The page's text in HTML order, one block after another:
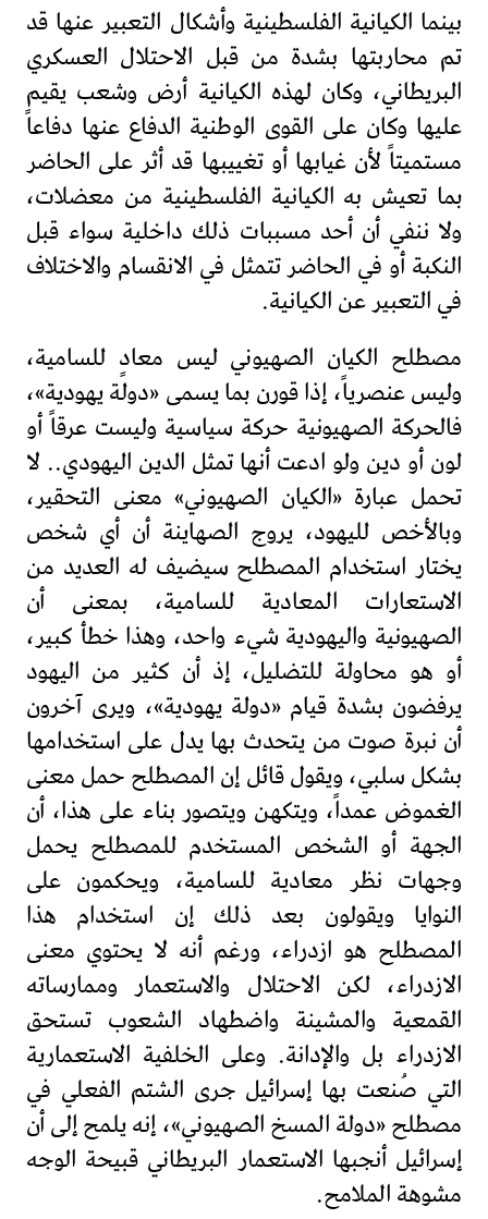
بينما الكيانية الفلسطينية وأشكال التعبير عنها قد
تم محاربتها بشدة من قبل الاحتلال العسكري
البريطاني، وكان لهذه الكيانية أرض وشعب يقيم
عليها وكان على القوى الوطنية الدفاع عنها دفاعاً
مستميتاً لأن غيابها أو تغييبها قد أثر على الحاضر
بما تعيش به الكيانية الفلسطينية من معضلات،
ولا ننفي أن أحد مسببات ذلك داخلية سواء قبل
النكبة أو في الحاضر تتمثل في الانقسام والاختلاف
في التعبير عن الكيانية.
مصطلح الكيان الصهيوني ليس معادٍ للسامية،
وليس عنصرياً، إذا قورن بما يسمى «دولة يهودية»،
فالحركة الصهيونية حركة سياسية وليست عرقاً أو
لون أو دين ولو ادعت أنها تمثل الدين اليهودي.. لا
تحمل عبارة «الكيان الصهيوني» معنى التحقير،
وبالأخص لليهود، يروج الصهاينة أن أي شخص
يختار استخدام المصطلح سيضيف له العديد من
الاستعارات المعادية للسامية، بمعنى أن
الصهيونية واليهودية شيء واحد، وهذا خطأ كبير،
أو هو محاولة للتضليل، إذ أن كثير من اليهود
يرفضون بشدة قيام «دولة يهودية»، ويرى آخرون
أن نبرة صوت من يتحدث بها يدل على استخدامها
بشكل سلبي، ويقول قائل إن المصطلح حمل معنى
الغموض عمداً، ويتكهن ويتصور بناء على هذا، أن
الجهة أو الشخص المستخدم للمصطلح يحمل
وجهات نظر معادية للسامية، ويحكمون على
النوايا ويقولون بعد ذلك إن استخدام هذا
المصطلح هو ازدراء، ورغم أنه لا يحتوي معنى
الازدراء، لكن الاحتلال والاستعمار وممارساته
القمعية والمشينة واضطهاد الشعوب تستحق
الازدراء بل والإدانة. وعلى الخلفية الاستعمارية
التي صُنعت بها إسرائيل جرى الشتم الفعلي في
مصطلح «دولة المسخ الصهيوني»، إنه يلمح إلى أن
إسرائيل أنجبها الاستعمار البريطاني قبيحة الوجه
مشوهة الملامح.